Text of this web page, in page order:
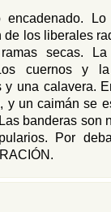
Lo
los liberales
secas.
cuernos y
y una calavera.
y un caimán se
banderas son
Por